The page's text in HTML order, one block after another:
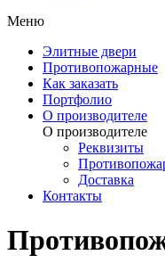
Меню
Элитные двери
Противопожарные
Как заказать
Портфолио
О производителе
О производителе
Реквизиты
Доставка
Контакты